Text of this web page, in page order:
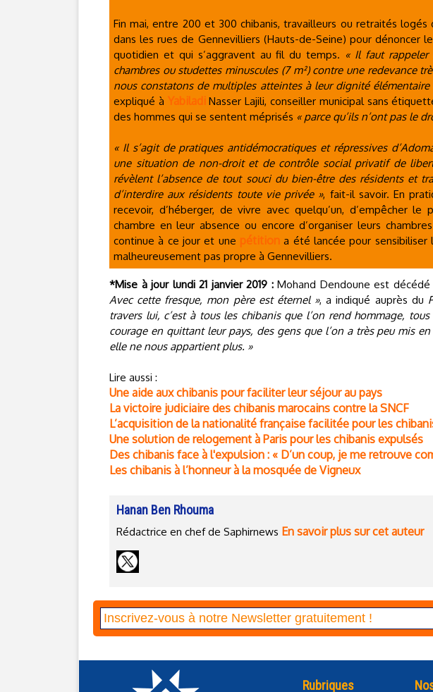
Fin mai, entre 200 et 300 chibanis, travailleurs ou retraités
dans les rues de Gennevilliers (Hauts-de-Seine) pour dénoncer
quotidien et qui s’aggravent au fil du temps. « Il faut
chambres ou studettes minuscules (7 m²) contre une redevance
nous constatons de multiples atteintes à leur dignité élémentaire
expliqué à Yabiladi Nasser Lajili, conseiller municipal sans
des hommes qui se sentent méprisés « parce qu’ils n’ont pas le
« Il s’agit de pratiques antidémocratiques et répressives
une situation de non-droit et de contrôle social privatif de
révèlent l’absence de tout souci du bien-être des résidents et
d’interdire aux résidents toute vie privée », fait-il savoir. En
recevoir, d’héberger, de vivre avec quelqu’un, d’empêcher le
chambre en leur absence ou encore d’organiser leurs
continue à ce jour et une pétition a été lancée pour sensibiliser
malheureusement pas propre à Gennevilliers.
*Mise à jour lundi 21 janvier 2019 :Mohand Dendoune est décédé
Avec cette fresque, mon père est éternel », a indiqué auprès du
travers lui, c’est à tous les chibanis que l’on rend hommage,
courage en quittant leur pays, des gens que l’on a très peu mis
elle ne nous appartient plus. »
Lire aussi :
Une aide aux chibanis pour faciliter leur séjour au pays
La victoire judiciaire des chibanis marocains contre la SNCF
L’acquisition de la nationalité française facilitée pour les
Une solution de relogement à Paris pour les chibanis expulsés
Des chibanis face à l'expulsion : « D’un coup, je me retrouve
Les chibanis à l’honneur à la mosquée de Vigneux
Hanan Ben Rhouma
Rédactrice en chef de Saphirnews En savoir plus sur cet auteur
Rubriques